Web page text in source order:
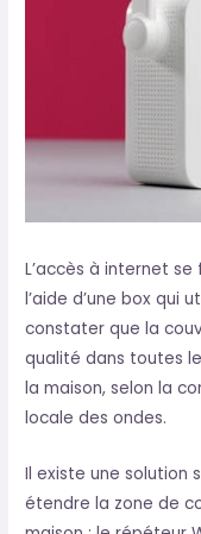
L’accès à internet
l’aide d’une box qui
constater que la
qualité dans toutes
la maison, selon la
locale des ondes.
Il existe une solution
étendre la zone de